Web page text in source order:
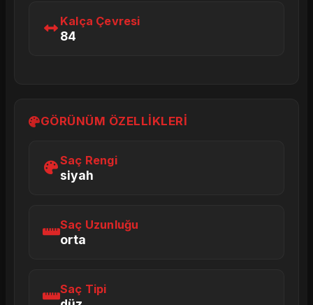
Kalça Çevresi
84
GÖRÜNÜM ÖZELLIKLERI
Saç Rengi
siyah
Saç Uzunluğu
orta
Saç Tipi